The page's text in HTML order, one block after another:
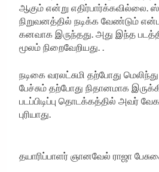
ஆகும் என்று எதிர்பார்க்கவில்லை.
நிறுவனத்தில் நடிக்க வேண்டும்
கனவாக இருந்தது. அது இந்த
மூலம் நிறைவேறியது. .
நடிகை வரலட்சுமி தற்போது
பேச்சும் தற்போது நிதானமாக
படப்பிடிப்பு தொடக்கத்தில் அவர்
புரியாது.
தயாரிப்பாளர் ஞானவேல் ராஜா